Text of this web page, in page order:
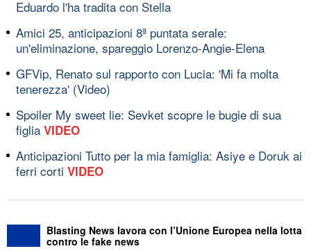
Eduardo l'ha tradita con Stella
Amici 25, anticipazioni 8ª puntata serale:
un'eliminazione, spareggio Lorenzo-Angie-Elena
GFVip, Renato sul rapporto con Lucia: 'Mi fa molta
tenerezza' (Video)
Spoiler My sweet lie: Sevket scopre le bugie di sua
figlia VIDEO
Anticipazioni Tutto per la mia famiglia: Asiye e Doruk ai
ferri corti VIDEO
Blasting News lavora con l’Unione Europea nella lotta
contro le fake news